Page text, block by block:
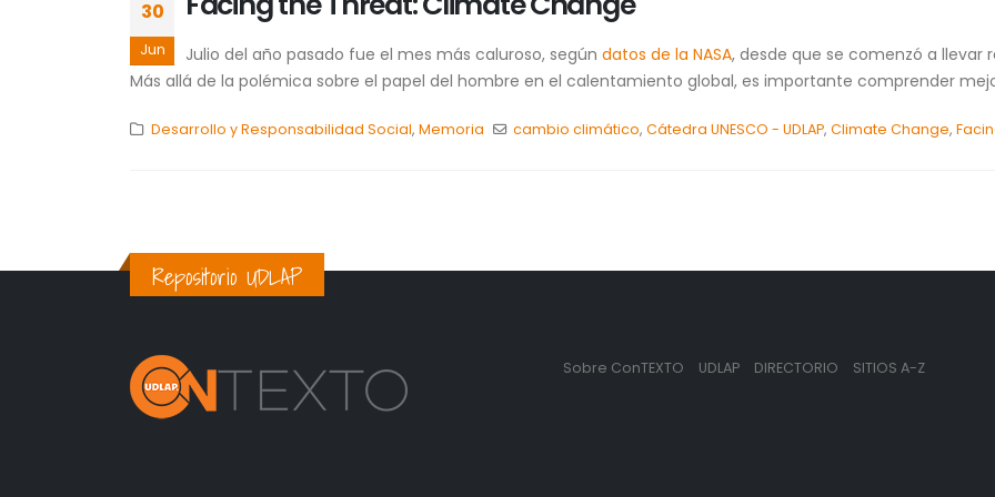
30
Jun Julio del año pasado fue el mes más caluroso, según datos de la NASA, desde que se comenzó a llevar
Más allá de la polémica sobre el papel del hombre en el calentamiento global, es importante comprender
Desarrollo y Responsabilidad Social, Memoria cambio climático,Cátedra UNESCO - UDLAP,Climate Change,
Repositorio UDLAP
Sobre ConTEXTO UDLAP DIRECTORIO SITIOS A-Z